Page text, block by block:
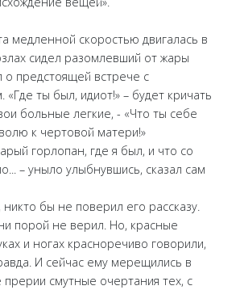
медленной скоростью двигалась в
сидел разомлевший от жары
предстоящей встрече с
«Где ты был, идиот!» – будет кричать
больные легкие, - «Что ты себе
к чертовой матери!»
горлопан, где я был, и что со
– уныло улыбнувшись, сказал сам
никто бы не поверил его рассказу.
порой не верил. Но, красные
и ногах красноречиво говорили,
И сейчас ему мерещились в
смутные очертания тех, с